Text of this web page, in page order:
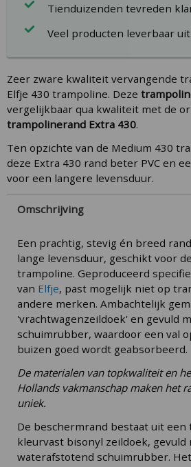
Tienduizenden tevreden
Veel producten leverbaar
Zeer zware kwaliteit vervangende
Elfje 430 trampoline. Deze
vergelijkbaar qua kwaliteit met de
trampolinerand Extra 430.
Ten opzichte van de Medium 430
deze Extra 430 rand beter PVC en
voor een langere levensduur.
Omschrijving
Een prachtig, stevig én breed
lange levensduur, geschikt voor
trampoline. Geproduceerd
van Elfje, past mogelijk niet op
andere merken. Ambachtelijk
'vrachtwagenzeildoek' en gevuld
schuimrubber, waardoor een val
buizen goed wordt geabsorbeerd.
De materialen van topkwaliteit en
Hollands vakmanschap maken het
uniek.
De beschermrand bestaat uit
kleurvast bisonyl zeildoek, gevuld
waterafstotend schuimrubber.